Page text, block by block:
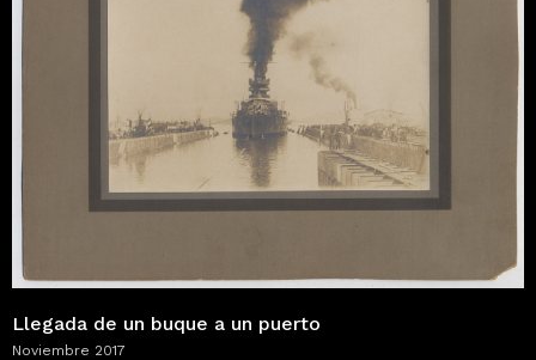
Llegada de un buque a un puerto
Noviembre 2017